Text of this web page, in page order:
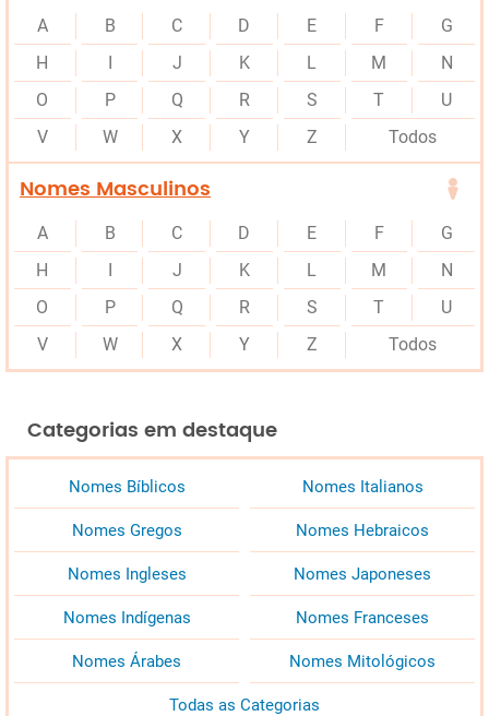
A B C D E F
G
H
J K L M
N
O
P Q R S T
U
V
W X Y Z Todos
Nomes Masculinos
A B C D E F
G
H
J K L M
N
O
P Q R S T
U
V
W X Y Z Todos
Categorias em destaque
Nomes Bíblicos Nomes Italianos
Nomes Gregos Nomes Hebraicos
Nomes Ingleses Nomes Japoneses
Nomes Indígenas Nomes Franceses
Nomes Árabes Nomes Mitológicos
Todas as Categorias